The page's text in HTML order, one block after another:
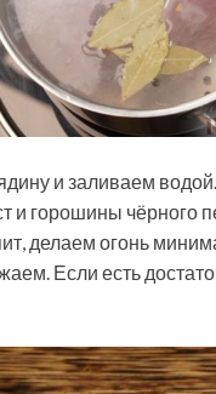
и заливаем
и горошины чёрного
делаем огонь
Если есть